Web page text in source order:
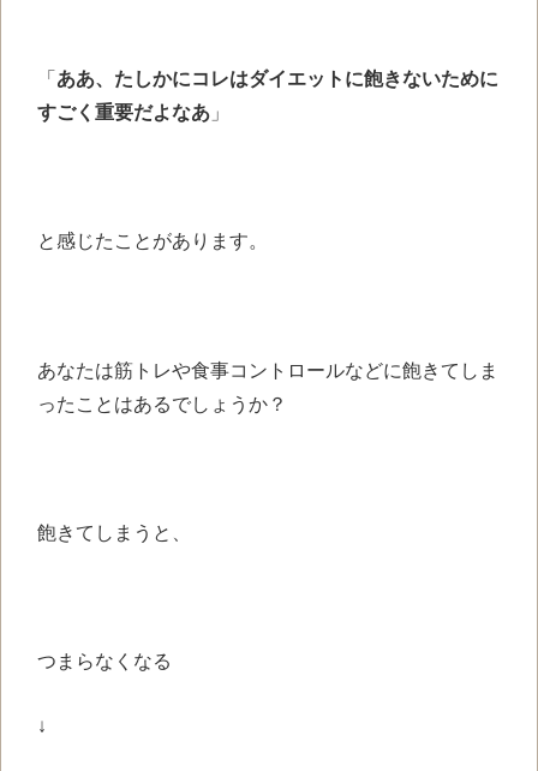
「 ああ、たしかにコレはダイエットに飽きないために
すごく重要だよなあ 」
と感じたことがあります。
あなたは筋トレや食事コントロールなどに飽きてしま
ったことはあるでしょうか？
飽きてしまうと、
つまらなくなる
↓